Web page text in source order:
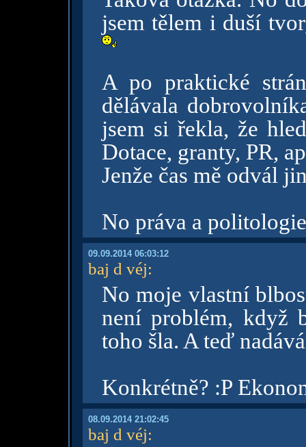
jsem tělem i duší
A po praktické
dělávala
jsem si řekla, že
Dotace, granty, PR,
Jenže čas mě odvál
No práva a
09.09.2014 06:03:12
baj d véj:
No moje vlastní
není problém, když
toho šla. A teď
Konkrétně? :P
08.09.2014 21:02:45
baj d véj: